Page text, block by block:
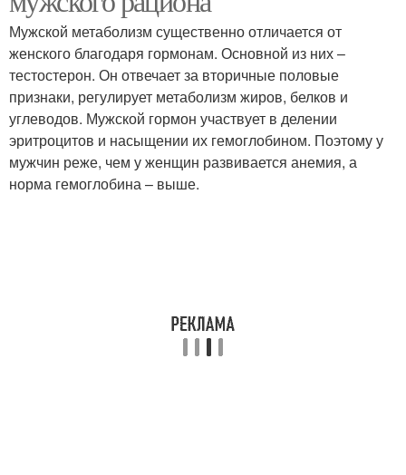
Мужской метаболизм существенно отличается от
женского благодаря гормонам. Основной из них –
тестостерон. Он отвечает за вторичные половые
признаки, регулирует метаболизм жиров, белков и
углеводов. Мужской гормон участвует в делении
эритроцитов и насыщении их гемоглобином. Поэтому у
мужчин реже, чем у женщин развивается анемия, а
норма гемоглобина – выше.